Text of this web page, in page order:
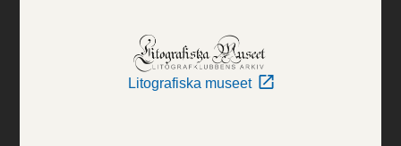
Litografiska museet